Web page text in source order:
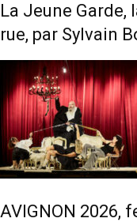
La Jeune Garde,
rue, par Sylvain
AVIGNON 2026,